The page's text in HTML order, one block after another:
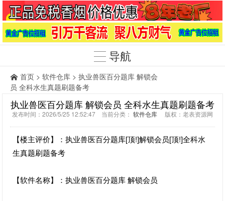
导航
首页 > 软件仓库 > 执业兽医百分题库 解锁会
员 全科水生真题刷题备考
执业兽医百分题库 解锁会员 全科水生真题刷题备考
发布时间：2026/5/25 12:52:47 当前分类： 软件仓库 版权：老表资源网
【楼主评价】：执业兽医百分题库[顶!]解锁会员[顶!]全科水
生真题刷题备考
【软件名称】：执业兽医百分题库 解锁会员